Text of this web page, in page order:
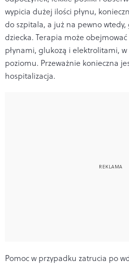
wypicia dużej ilości płynu,
do szpitala, a już na pewno
dziecka. Terapia może
płynami, glukozą i elektrolitami,
poziomu. Przeważnie konieczna
hospitalizacja.
Pomoc w przypadku zatrucia po w